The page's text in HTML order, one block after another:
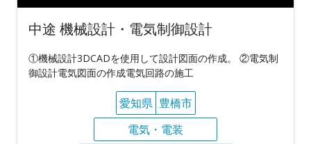
中途 機械設計・電気制御設計
①機械設計3DCADを使用して設計図面の作成。 ②電気制
御設計電気図面の作成電気回路の施工
愛知県 豊橋市
電気・電装